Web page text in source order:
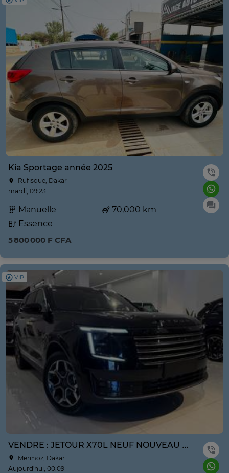
Kia Sportage année 2025
Rufisque, Dakar
mardi, 09:23
Manuelle
70,000 km
Essence
5 800 000 F CFA
VIP
VENDRE : JETOUR X70L NEUF NOUVEAU MODÈLE ANNE 2026
Mermoz, Dakar
Aujourd'hui, 00:09